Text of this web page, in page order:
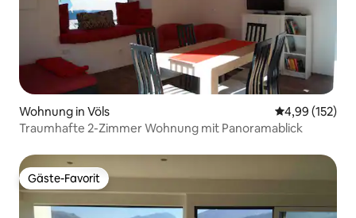
Wohnung in Völs
4,99 (152)
Traumhafte 2-Zimmer Wohnung mit Panoramablick
Gäste-Favorit
Gäste-Favorit